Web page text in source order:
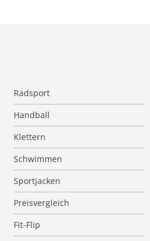
Radsport
Handball
Klettern
Schwimmen
Sportjacken
Preisvergleich
Fit-Flip